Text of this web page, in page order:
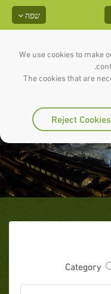
We use cookies to make
The cookies that are
Reject Cookies
שפה
Category